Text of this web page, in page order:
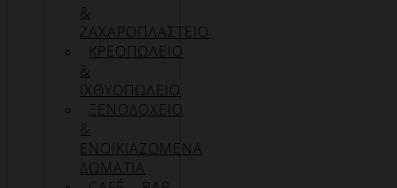
&
ΖΑΧΑΡΟΠΛΑΣΤΕΙΟ
ΚΡΕΟΠΩΛΕΙΟ
&
ΙΧΘΥΟΠΩΛΕΙΟ
ΞΕΝΟΔΟΧΕΙΟ
&
ΕΝΟΙΚΙΑΖΟΜΕΝΑ
ΔΩΜΑΤΙΑ